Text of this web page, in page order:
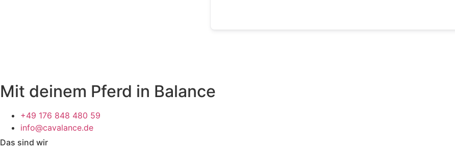
Mit deinem Pferd in Balance
+49 176 848 480 59
info@cavalance.de
Das sind wir